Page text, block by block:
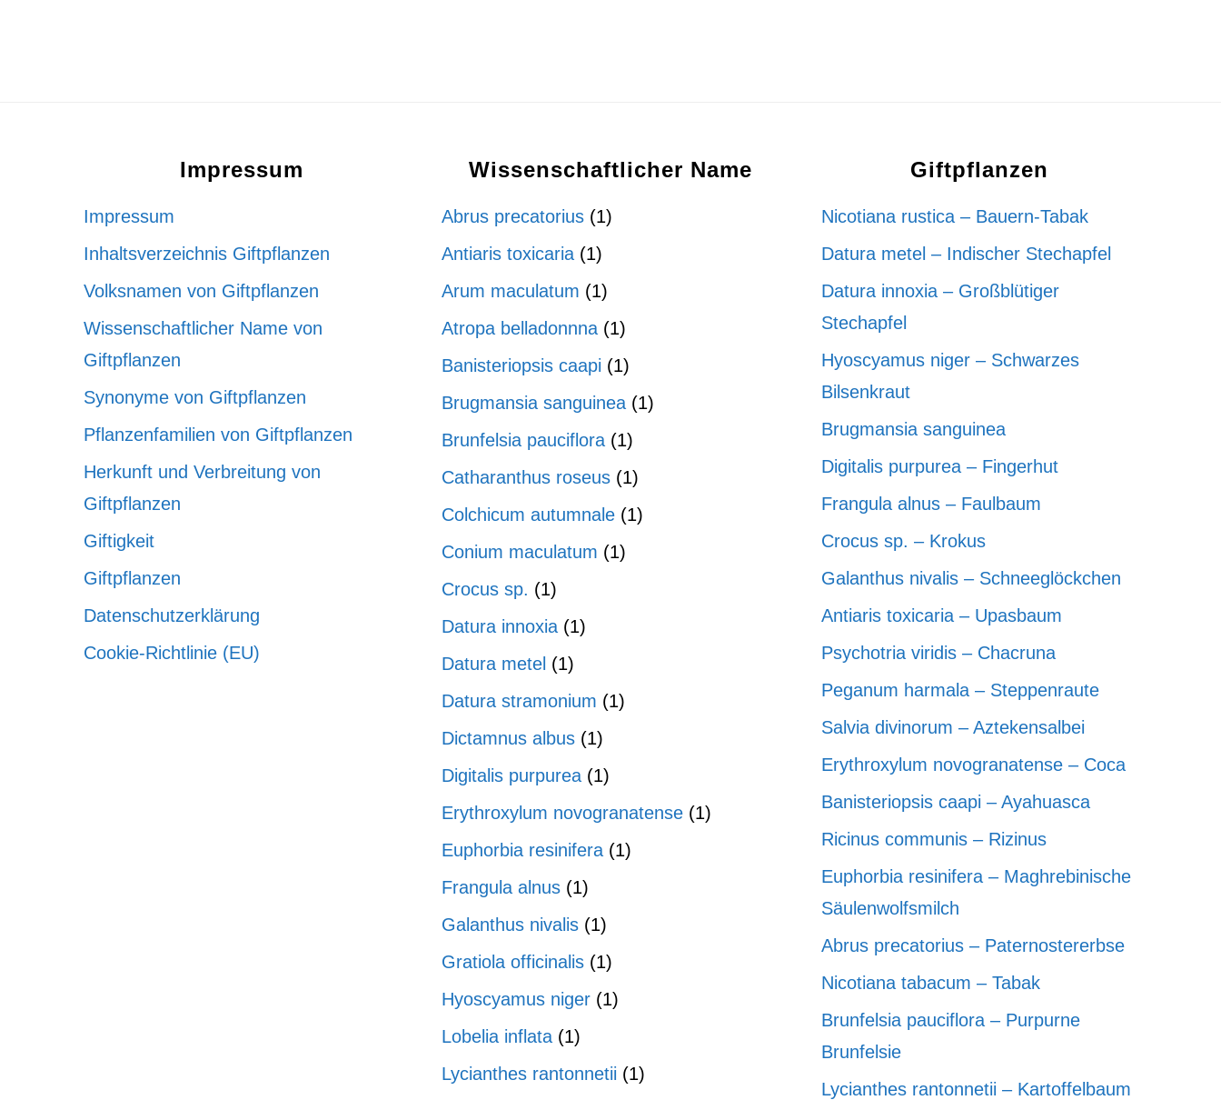
Impressum
Impressum
Inhaltsverzeichnis Giftpflanzen
Volksnamen von Giftpflanzen
Wissenschaftlicher Name von
Giftpflanzen
Synonyme von Giftpflanzen
Pflanzenfamilien von Giftpflanzen
Herkunft und Verbreitung von
Giftpflanzen
Giftigkeit
Giftpflanzen
Datenschutzerklärung
Cookie-Richtlinie (EU)
Wissenschaftlicher Name
Abrus precatorius (1)
Antiaris toxicaria (1)
Arum maculatum (1)
Atropa belladonnna (1)
Banisteriopsis caapi (1)
Brugmansia sanguinea (1)
Brunfelsia pauciflora (1)
Catharanthus roseus (1)
Colchicum autumnale (1)
Conium maculatum (1)
Crocus sp. (1)
Datura innoxia (1)
Datura metel (1)
Datura stramonium (1)
Dictamnus albus (1)
Digitalis purpurea (1)
Erythroxylum novogranatense (1)
Euphorbia resinifera (1)
Frangula alnus (1)
Galanthus nivalis (1)
Gratiola officinalis (1)
Hyoscyamus niger (1)
Lobelia inflata (1)
Lycianthes rantonnetii (1)
Giftpflanzen
Nicotiana rustica – Bauern-Tabak
Datura metel – Indischer Stechapfel
Datura innoxia – Großblütiger
Stechapfel
Hyoscyamus niger – Schwarzes
Bilsenkraut
Brugmansia sanguinea
Digitalis purpurea – Fingerhut
Frangula alnus – Faulbaum
Crocus sp. – Krokus
Galanthus nivalis – Schneeglöckchen
Antiaris toxicaria – Upasbaum
Psychotria viridis – Chacruna
Peganum harmala – Steppenraute
Salvia divinorum – Aztekensalbei
Erythroxylum novogranatense – Coca
Banisteriopsis caapi – Ayahuasca
Ricinus communis – Rizinus
Euphorbia resinifera – Maghrebinische
Säulenwolfsmilch
Abrus precatorius – Paternostererbse
Nicotiana tabacum – Tabak
Brunfelsia pauciflora – Purpurne
Brunfelsie
Lycianthes rantonnetii – Kartoffelbaum